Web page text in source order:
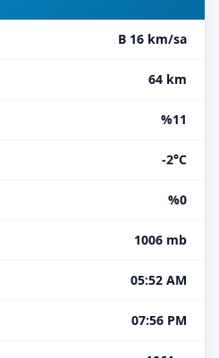
B 16 km/sa
64 km
%11
-2°C
%0
1006 mb
05:52 AM
07:56 PM